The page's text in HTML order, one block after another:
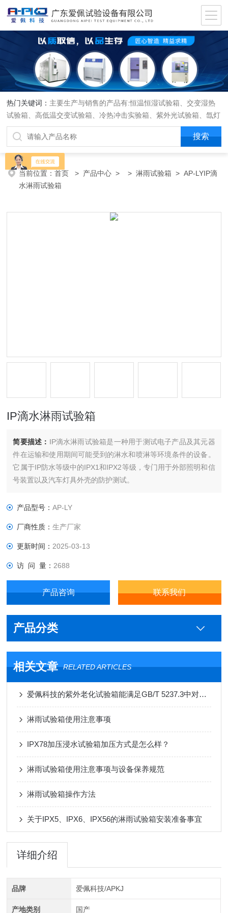
热门关键词： 主要生产与销售的产品有:恒温恒湿试验箱、交变湿热
试验箱、高低温交变试验箱、冷热冲击实验箱、紫外光试验箱、氙灯
老化箱、恒温恒湿实验室、沙尘试验箱、淋雨试验箱、盐水喷雾试验
箱、各种振动试验台、拉力试验机、蒸汽老化试验机、跌落试验机、
插拔力试验机、按健寿命试验机、纸带耐磨擦试验机、工业烘烤箱
当前位置：首页 > 产品中心 > >淋雨试验箱 > AP-LYIP滴
水淋雨试验箱
IP滴水淋雨试验箱
简要描述： IP滴水淋雨试验箱是一种用于测试电子产品及其元器
件在运输和使用期间可能受到的淋水和喷淋等环境条件的设备。
它属于IP防水等级中的IPX1和IPX2等级，专门用于外部照明和信
号装置以及汽车灯具外壳的防护测试。
产品型号：AP-LY
厂商性质：生产厂家
更新时间： 2025-03-13
访 问 量： 2688
产品咨询 联系我们
产品分类
相关文章 RELATED ARTICLES
爱佩科技的紫外老化试验箱能满足GB/T 5237.3中对荧光紫外老化箱的要求吗？
淋雨试验箱使用注意事项
IPX78加压浸水试验箱加压方式是怎么样？
淋雨试验箱使用注意事项与设备保养规范
淋雨试验箱操作方法
关于IPX5、IPX6、IPX56的淋雨试验箱安装准备事宜
详细介绍
品牌 爱佩科技/APKJ
产地类别 国产